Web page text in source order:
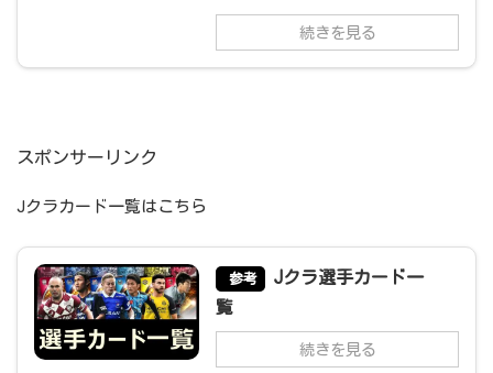
続きを見る
スポンサーリンク
Jクラカード一覧はこちら
参考
Jクラ選手カード一
覧
続きを見る